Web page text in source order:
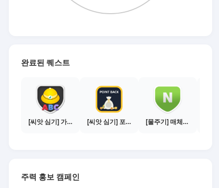
완료된 퀘스트
[씨앗 심기] 가이드보기 - 매체별 활동 가이드 [씨앗 심기] 포인트백 설치하기 (PC 전용) [물주기] 매체별 포스팅하기 - 네이버 블로그 1건
주력 홍보 캠페인